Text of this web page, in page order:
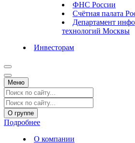
ФНС России
Счётная палата
Департамент
технологий Москвы
Инвесторам
Меню
О группе
Подробнее
О компании